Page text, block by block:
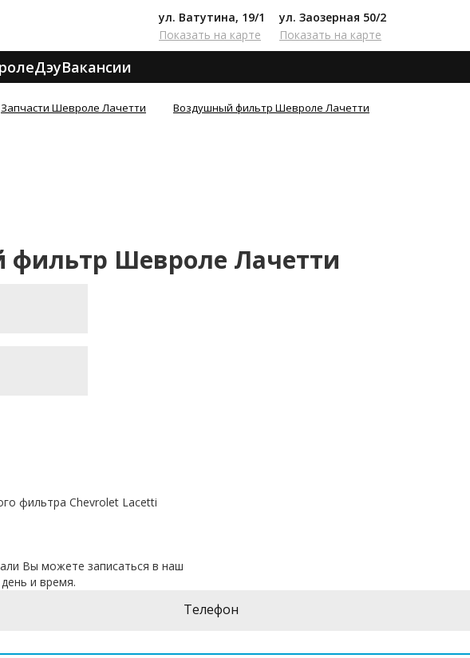
ул. Ватутина, 19/1
Показать на карте
ул. Заозерная 50/2
Показать на карте
ДэуВакансии
Запчасти Шевроле Лачетти Воздушный фильтр Шевроле Лачетти
Шевроле Лачетти
фильтра Chevrolet Lacetti
Вы можете записаться в наш
и время.